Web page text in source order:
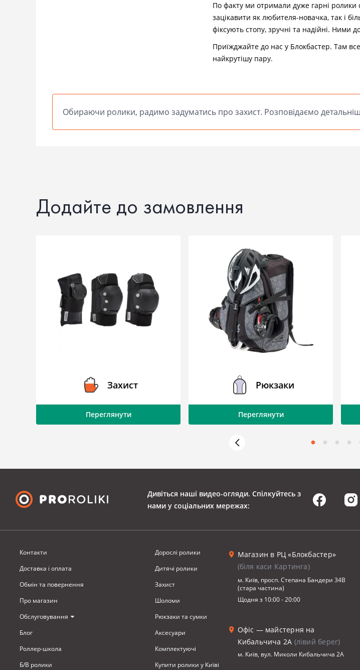
По факту ми отримали дуже гарні ролики
зацікавити як любителя-новачка, так і
фіксують стопу, зручні та надійні. Ними
Приїжджайте до нас у Блокбастер. Там
найкрутішу пару.
Обираючи ролики, радимо задуматись про захист. Розповідаємо
Додайте до замовлення
Захист
Переглянути
Рюкзаки
Переглянути
Дивіться наші видео-огляди. Спілкуйтесь з
нами у соціальних мережах:
Контакти
Доставка i оплата
Обмiн та повернення
Про магазин
Обслуговування
Блог
Роллер-школа
Б/В ролики
Дорослі ролики
Дитячі ролики
Захист
Шоломи
Рюкзаки та сумки
Аксесуари
Комплектуючi
Купити ролики у Київі
Магазин в РЦ «Блокбастер»
(біля каси Картинга)
м. Київ, просп. Степана Бандери 34В
(стара частина)
Щодня з 10:00 - 20:00
Офіс — майстерня на
Кибальчича 2А (лівий берег)
м. Київ, вул. Миколи Кибальчича 2А